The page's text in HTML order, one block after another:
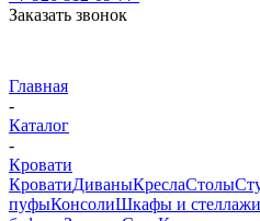
Заказать звонок
Главная
-
Каталог
-
Кровати
КроватиДиваныКреслаСтолы
пуфыКонсолиШкафы и стеллажи